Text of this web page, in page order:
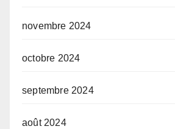
novembre 2024
octobre 2024
septembre 2024
août 2024